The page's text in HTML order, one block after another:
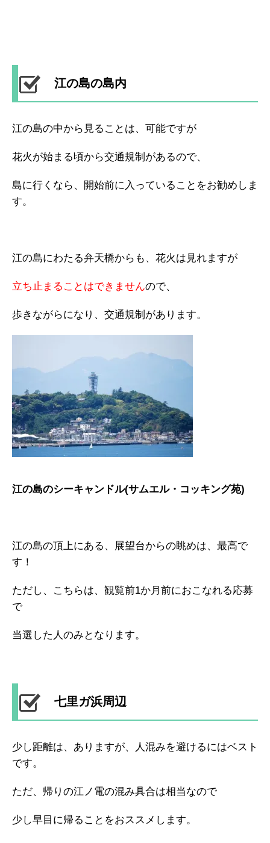
江の島の島内
江の島の中から見ることは、可能ですが
花火が始まる頃から交通規制があるので、
島に行くなら、開始前に入っていることをお勧めしま
す。
江の島にわたる弁天橋からも、花火は見れますが
立ち止まることはできませんので、
歩きながらになり、交通規制があります。
江の島のシーキャンドル(サムエル・コッキング苑)
江の島の頂上にある、展望台からの眺めは、最高で
す！
ただし、こちらは、観覧前1か月前におこなれる応募
で
当選した人のみとなります。
七里ガ浜周辺
少し距離は、ありますが、人混みを避けるにはベスト
です。
ただ、帰りの江ノ電の混み具合は相当なので
少し早目に帰ることをおススメします。